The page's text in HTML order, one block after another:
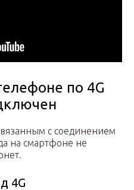
по 4G
с соединением
на смартфоне не
4G